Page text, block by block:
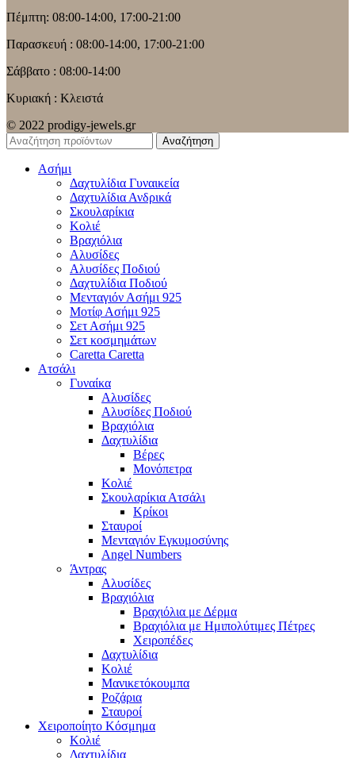
Πέμπτη: 08:00-14:00, 17:00-21:00
Παρασκευή : 08:00-14:00, 17:00-21:00
Σάββατο : 08:00-14:00
Κυριακή : Κλειστά
© 2022 prodigy-jewels.gr
Αναζήτηση
Ασήμι
Δαχτυλίδια Γυναικεία
Δαχτυλίδια Ανδρικά
Σκουλαρίκια
Κολιέ
Βραχιόλια
Αλυσίδες
Αλυσίδες Ποδιού
Δαχτυλίδια Ποδιού
Μενταγιόν Ασήμι 925
Μοτίφ Ασήμι 925
Σετ Ασήμι 925
Σετ κοσμημάτων
Caretta Caretta
Ατσάλι
Γυναίκα
Αλυσίδες
Αλυσίδες Ποδιού
Βραχιόλια
Δαχτυλίδια
Βέρες
Μονόπετρα
Κολιέ
Σκουλαρίκια Ατσάλι
Κρίκοι
Σταυροί
Μενταγιόν Εγκυμοσύνης
Angel Numbers
Άντρας
Αλυσίδες
Βραχιόλια
Βραχιόλια με Δέρμα
Βραχιόλια με Ημιπολύτιμες Πέτρες
Χειροπέδες
Δαχτυλίδια
Κολιέ
Μανικετόκουμπα
Ροζάρια
Σταυροί
Χειροποίητο Κόσμημα
Κολιέ
Δαχτυλίδια